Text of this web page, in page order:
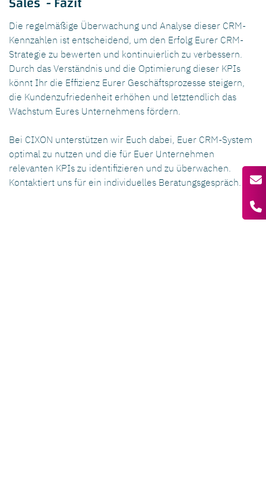
Die regelmäßige Überwachung und Analyse dieser CRM-
Kennzahlen ist entscheidend, um den Erfolg Eurer CRM-
Strategie zu bewerten und kontinuierlich zu verbessern.
Durch das Verständnis und die Optimierung dieser KPIs
könnt Ihr die Effizienz Eurer Geschäftsprozesse steigern,
die Kundenzufriedenheit erhöhen und letztendlich das
Wachstum Eures Unternehmens fördern.
Bei CIXON unterstützen wir Euch dabei, Euer CRM-System
optimal zu nutzen und die für Euer Unternehmen
relevanten KPIs zu identifizieren und zu überwachen.
Kontaktiert uns für ein individuelles Beratungsgespräch.